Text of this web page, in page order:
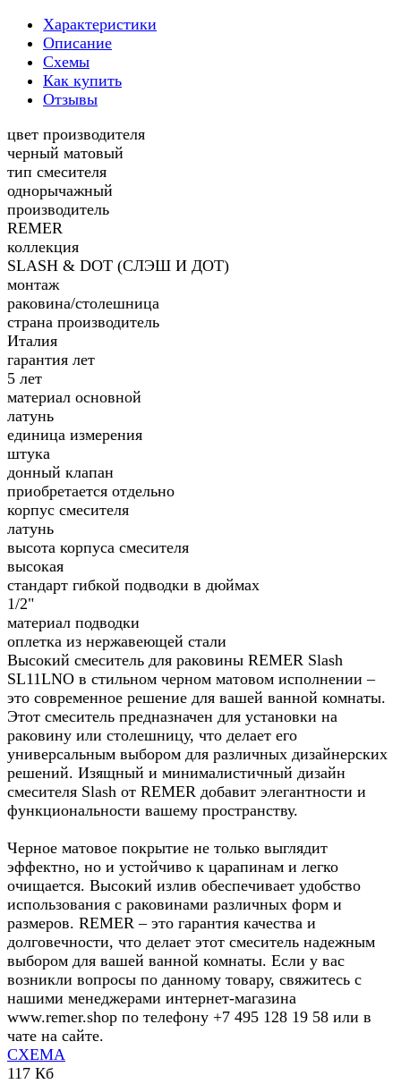
Характеристики
Описание
Схемы
Как купить
Отзывы
цвет производителя
черный матовый
тип смесителя
однорычажный
производитель
REMER
коллекция
SLASH & DOT (СЛЭШ И ДОТ)
монтаж
раковина/столешница
страна производитель
Италия
гарантия лет
5 лет
материал основной
латунь
единица измерения
штука
донный клапан
приобретается отдельно
корпус смесителя
латунь
высота корпуса смесителя
высокая
стандарт гибкой подводки в дюймах
1/2"
материал подводки
оплетка из нержавеющей стали
Высокий смеситель для раковины REMER Slash
SL11LNO в стильном черном матовом исполнении –
это современное решение для вашей ванной комнаты.
Этот смеситель предназначен для установки на
раковину или столешницу, что делает его
универсальным выбором для различных дизайнерских
решений. Изящный и минималистичный дизайн
смесителя Slash от REMER добавит элегантности и
функциональности вашему пространству.
Черное матовое покрытие не только выглядит
эффектно, но и устойчиво к царапинам и легко
очищается. Высокий излив обеспечивает удобство
использования с раковинами различных форм и
размеров. REMER – это гарантия качества и
долговечности, что делает этот смеситель надежным
выбором для вашей ванной комнаты. Если у вас
возникли вопросы по данному товару, свяжитесь с
нашими менеджерами интернет-магазина
www.remer.shop по телефону +7 495 128 19 58 или в
чате на сайте.
СХЕМА
117 Кб